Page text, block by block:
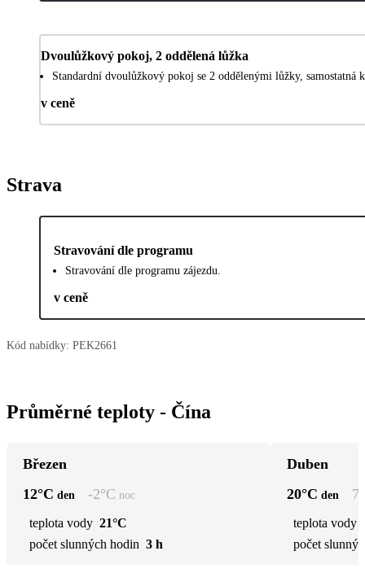
Dvoulůžkový pokoj, 2 oddělená lůžka
Standardní dvoulůžkový pokoj se 2 oddělenými lůžky, samostatná
v ceně
Strava
Stravování dle programu
Stravování dle programu zájezdu.
v ceně
Kód nabídky: PEK2661
Průměrné teploty - Čína
Březen
12°C den -2°C noc
teplota vody 21°C
počet slunných hodin 3 h
Duben
20°C den 7
teplota vody
počet